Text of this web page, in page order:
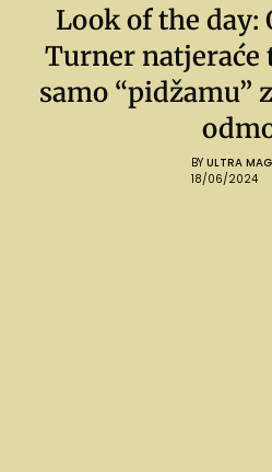
Look of the day:
Turner natjeraće
samo “pidžamu”
BY ULTRA
18/06/2024